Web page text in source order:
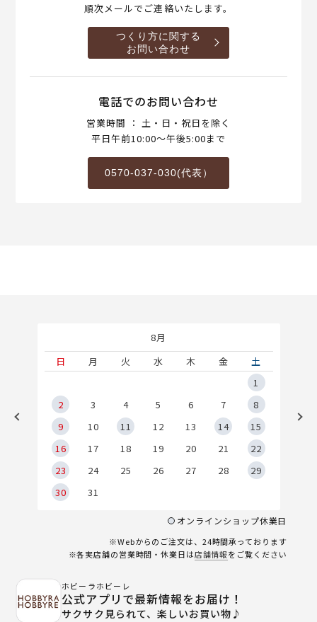
順次メールでご連絡いたします。
つくり方に関する
お問い合わせ
電話でのお問い合わせ
営業時間 ： 土・日・祝日を除く
平日午前10:00～午後5:00まで
0570-037-030(代表）
8月
日
月 火 水 木 金
土
1
2
3 4 5 6 7
8
9
10 11 12 13 14
15
16
17 18 19 20 21
22
23
24 25 26 27 28
29
30
31
オンラインショップ休業日
※Webからのご注文は、24時間承っております
※各実店舗の営業時間・休業日は店舗情報をご覧ください
ホビーラホビーレ
公式アプリで最新情報をお届け！
サクサク見られて、楽しいお買い物♪